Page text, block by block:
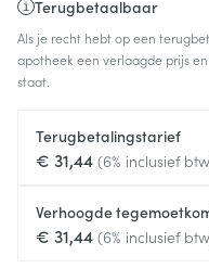
Terugbetaalbaar
Als je recht hebt op een
apotheek een verlaagde prijs
staat.
Terugbetalingstarief
€ 31,44 (6% inclusief
Verhoogde
€ 31,44 (6% inclusief